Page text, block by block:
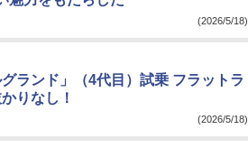
(2026/5/18)
ランド」（4代目）試乗 フラットラ
りなし！
(2026/5/18)